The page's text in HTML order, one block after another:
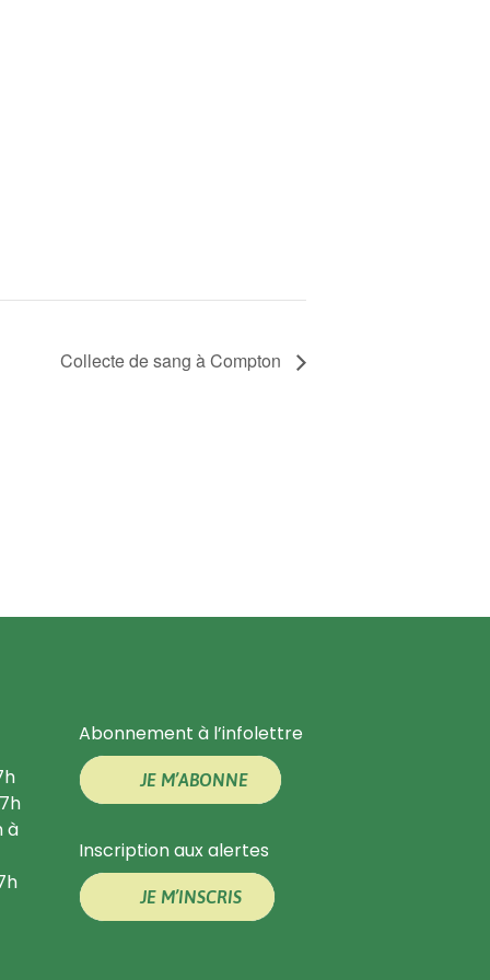
Collecte de sang à Compton
à
Abonnement à l’infolettre
JE M’ABONNE
Inscription aux alertes
JE M’INSCRIS